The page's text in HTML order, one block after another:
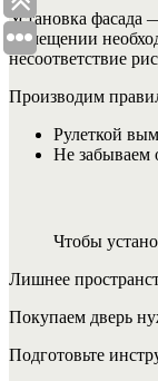
Установка фасада
помещении
несоответствие
Производим
Рулеткой
Не забываем
Чтобы
Лишнее
Покупаем дверь
Подготовьте